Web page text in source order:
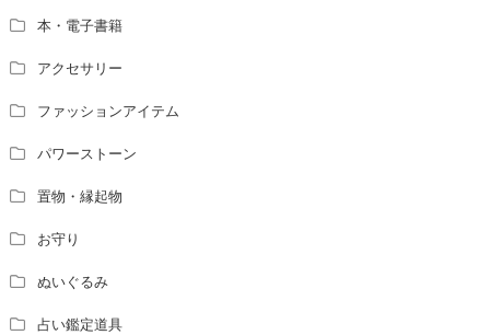
本・電子書籍
アクセサリー
ファッションアイテム
パワーストーン
置物・縁起物
お守り
ぬいぐるみ
占い鑑定道具